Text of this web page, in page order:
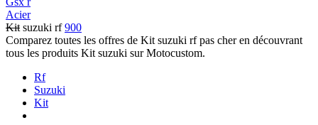
Acier
Kit suzuki rf 900
Comparez toutes les offres de Kit suzuki rf pas cher en découvrant
tous les produits Kit suzuki sur Motocustom.
Rf
Suzuki
Kit